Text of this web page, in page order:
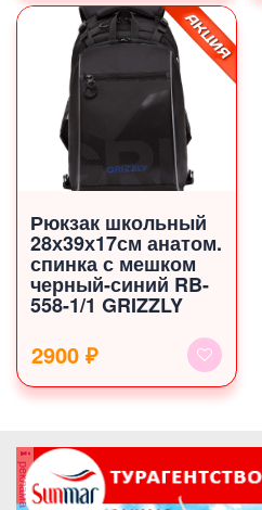
Рюкзак школьный
28х39х17см анатом.
спинка с мешком
черный-синий RB-
558-1/1 GRIZZLY
2900 ₽
реклама